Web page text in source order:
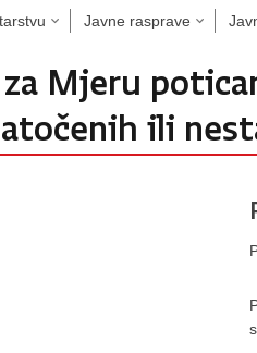
Javne rasprave
za Mjeru
ili